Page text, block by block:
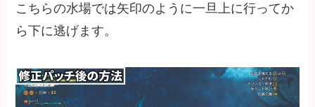
こちらの水場では矢印のように一旦上に行ってか
ら下に逃げます。